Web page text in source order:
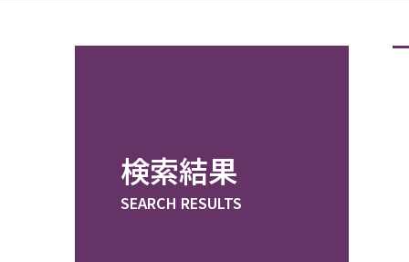
検索結果
SEARCH RESULTS